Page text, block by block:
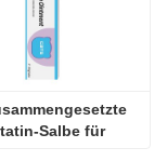
Salbe für